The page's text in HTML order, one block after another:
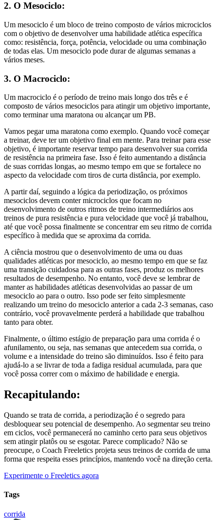
2. O Mesociclo:
Um mesociclo é um bloco de treino composto de vários microciclos
com o objetivo de desenvolver uma habilidade atlética específica
como: resistência, força, potência, velocidade ou uma combinação
de todas elas. Um mesociclo pode durar de algumas semanas a
vários meses.
3. O Macrociclo:
Um macrociclo é o período de treino mais longo dos três e é
composto de vários mesociclos para atingir um objetivo importante,
como terminar uma maratona ou alcançar um PB.
Vamos pegar uma maratona como exemplo. Quando você começar
a treinar, deve ter um objetivo final em mente. Para treinar para esse
objetivo, é importante reservar tempo para desenvolver sua corrida
de resistência na primeira fase. Isso é feito aumentando a distância
de suas corridas longas, ao mesmo tempo em que se fortalece no
aspecto da velocidade com tiros de curta distância, por exemplo.
A partir daí, seguindo a lógica da periodização, os próximos
mesociclos devem conter microciclos que focam no
desenvolvimento de outros ritmos de treino intermediários aos
treinos de pura resistência e pura velocidade que você já trabalhou,
até que você possa finalmente se concentrar em seu ritmo de corrida
específico à medida que se aproxima da corrida.
A ciência mostrou que o desenvolvimento de uma ou duas
qualidades atléticas por mesociclo, ao mesmo tempo em que se faz
uma transição cuidadosa para as outras fases, produz os melhores
resultados de desempenho. No entanto, você deve se lembrar de
manter as habilidades atléticas desenvolvidas ao passar de um
mesociclo ao para o outro. Isso pode ser feito simplesmente
realizando um treino do mesociclo anterior a cada 2-3 semanas, caso
contrário, você provavelmente perderá a habilidade que trabalhou
tanto para obter.
Finalmente, o último estágio de preparação para uma corrida é o
afunilamento, ou seja, nas semanas que antecedem sua corrida, o
volume e a intensidade do treino são diminuídos. Isso é feito para
ajudá-lo a se livrar de toda a fadiga residual acumulada, para que
você possa correr com o máximo de habilidade e energia.
Recapitulando:
Quando se trata de corrida, a periodização é o segredo para
desbloquear seu potencial de desempenho. Ao segmentar seu treino
em ciclos, você permanecerá no caminho certo para seus objetivos
sem atingir platôs ou se esgotar. Parece complicado? Não se
preocupe, o Coach Freeletics projeta seus treinos de corrida de uma
forma que respeita esses princípios, mantendo você na direção certa.
Experimente o Freeletics agora
Tags
corrida